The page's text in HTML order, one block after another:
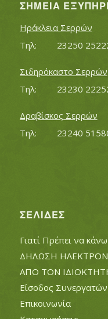
ΣΗΜΕΊΑ
Ηράκλεια Σερρών
Τηλ:		23250
Σιδηρόκαστο Σερρών
Τηλ:		23230
Δραβίσκος Σερρών
Τηλ:		23240
ΣΕΛΊΔΕΣ
Γιατί Πρέπει να
ΔΗΛΩΣΗ
ΑΠΟ ΤΟΝ
Είσοδος Συνεργατών
Επικοινωνία